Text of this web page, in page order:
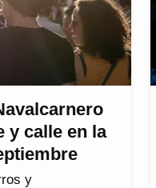
y calle en la
y